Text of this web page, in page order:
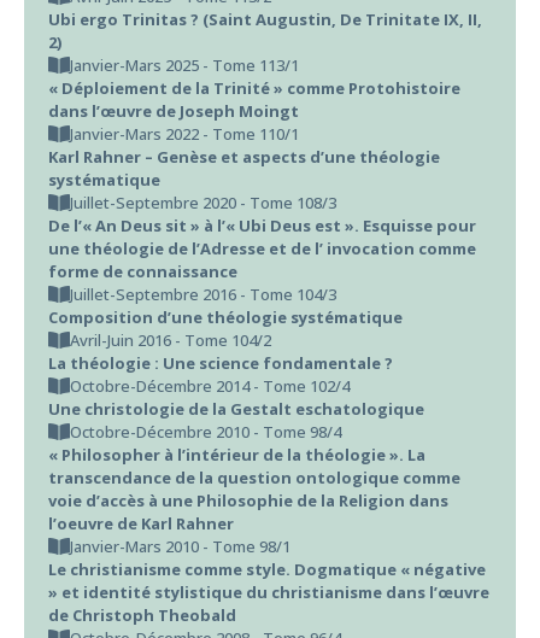
Ubi ergo Trinitas ? (Saint Augustin, De Trinitate IX, II,
2)
Janvier-Mars 2025 - Tome 113/1
« Déploiement de la Trinité » comme Protohistoire
dans l’œuvre de Joseph Moingt
Janvier-Mars 2022 - Tome 110/1
Karl Rahner – Genèse et aspects d’une théologie
systématique
Juillet-Septembre 2020 - Tome 108/3
De l’« An Deus sit » à l’« Ubi Deus est ». Esquisse pour
une théologie de l’Adresse et de l’ invocation comme
forme de connaissance
Juillet-Septembre 2016 - Tome 104/3
Composition d’une théologie systématique
Avril-Juin 2016 - Tome 104/2
La théologie : Une science fondamentale ?
Octobre-Décembre 2014 - Tome 102/4
Une christologie de la Gestalt eschatologique
Octobre-Décembre 2010 - Tome 98/4
« Philosopher à l’intérieur de la théologie ». La
transcendance de la question ontologique comme
voie d’accès à une Philosophie de la Religion dans
l’oeuvre de Karl Rahner
Janvier-Mars 2010 - Tome 98/1
Le christianisme comme style. Dogmatique « négative
» et identité stylistique du christianisme dans l’œuvre
de Christoph Theobald